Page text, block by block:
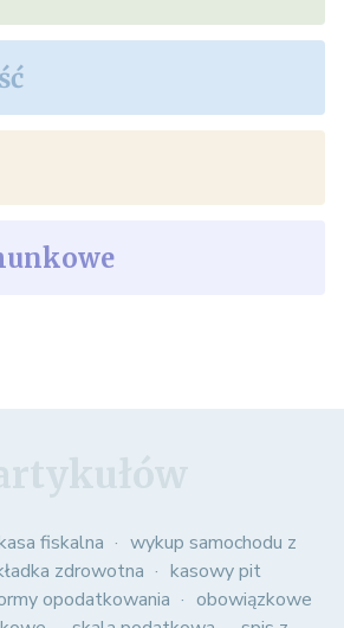
fiskalna
wykup samochodu z
zdrowotna
kasowy pit
opodatkowania
obowiązkowe